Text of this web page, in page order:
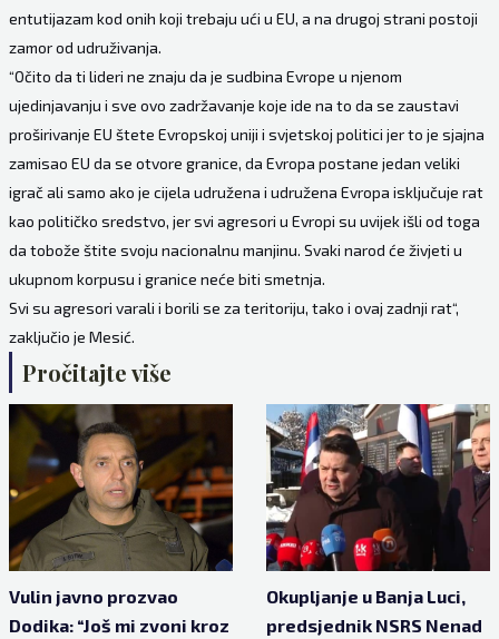
entutijazam kod onih koji trebaju ući u EU, a na drugoj strani postoji
zamor od udruživanja.
“Očito da ti lideri ne znaju da je sudbina Evrope u njenom
ujedinjavanju i sve ovo zadržavanje koje ide na to da se zaustavi
proširivanje EU štete Evropskoj uniji i svjetskoj politici jer to je sjajna
zamisao EU da se otvore granice, da Evropa postane jedan veliki
igrač ali samo ako je cijela udružena i udružena Evropa isključuje rat
kao političko sredstvo, jer svi agresori u Evropi su uvijek išli od toga
da tobože štite svoju nacionalnu manjinu. Svaki narod će živjeti u
ukupnom korpusu i granice neće biti smetnja.
Svi su agresori varali i borili se za teritoriju, tako i ovaj zadnji rat“,
zaključio je Mesić.
Pročitajte više
Vulin javno prozvao
Dodika: “Još mi zvoni kroz
Okupljanje u Banja Luci,
predsjednik NSRS Nenad